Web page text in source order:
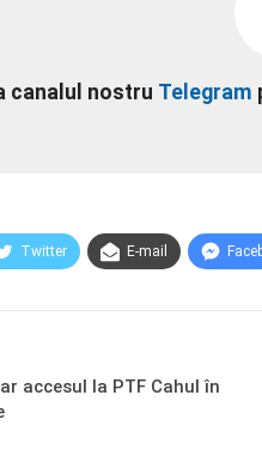
canalul nostru Telegram
Twitter E-mail
accesul la PTF Cahul în